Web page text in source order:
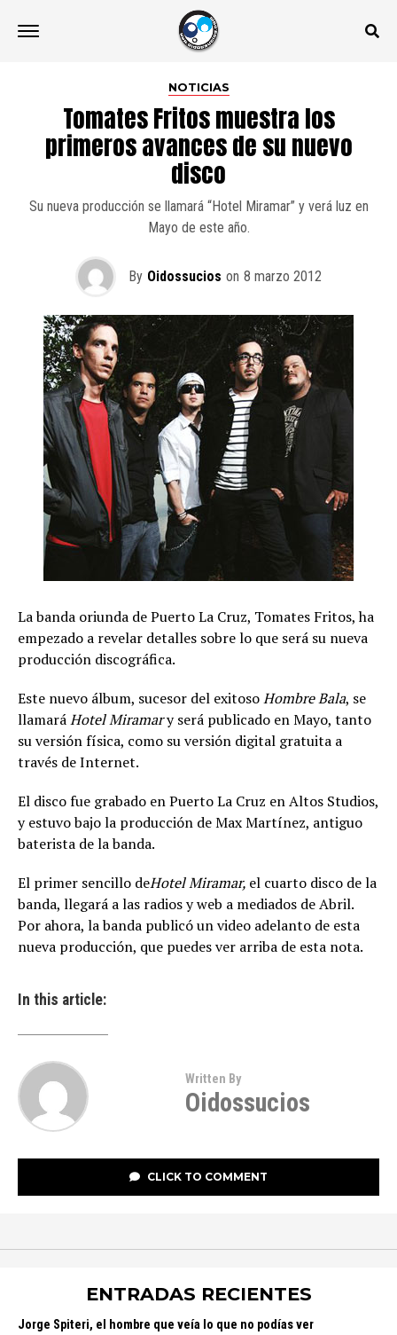
NOTICIAS
Tomates Fritos muestra los
primeros avances de su nuevo
disco
Su nueva producción se llamará “Hotel Miramar” y verá luz en
Mayo de este año.
By Oidossucios on 8 marzo 2012
La banda oriunda de Puerto La Cruz, Tomates Fritos, ha
empezado a revelar detalles sobre lo que será su nueva
producción discográfica.
Este nuevo álbum, sucesor del exitosoHombre Bala, se
llamaráHotel Miramary será publicado en Mayo, tanto
su versión física, como su versión digital gratuita a
través de Internet.
El disco fue grabado en Puerto La Cruz en Altos Studios,
y estuvo bajo la producción de Max Martínez, antiguo
baterista de la banda.
El primer sencillo deHotel Miramar, el cuarto disco de la
banda, llegará a las radios y web a mediados de Abril.
Por ahora, la banda publicó un video adelanto de esta
nueva producción, que puedes ver arriba de esta nota.
In this article:
Written By
Oidossucios
CLICK TO COMMENT
ENTRADAS RECIENTES
Jorge Spiteri, el hombre que veía lo que no podías ver